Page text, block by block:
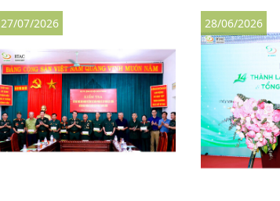
27/07/2026 28/06/2026